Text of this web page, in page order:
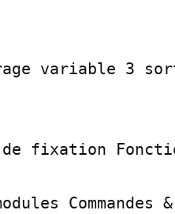
variable 3
de fixation